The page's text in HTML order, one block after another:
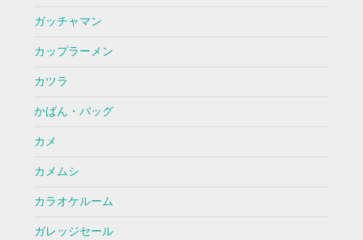
ガッチャマン
カップラーメン
カツラ
かばん・バッグ
カメ
カメムシ
カラオケルーム
ガレッジセール